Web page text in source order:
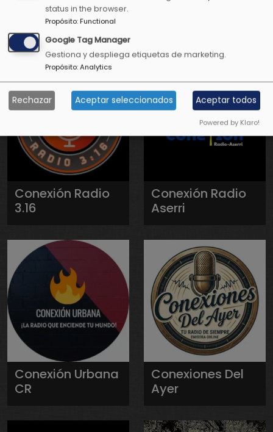
Positiva Radio
Conexión Radio
3.16
Conexión Radio
Aserri
Conexión Urbana
CR
Conexiones Del
Ayer
status in the browser.
Propósito:Functional
Google Tag Manager
Gestiona y despliega etiquetas de marketing.
Propósito:Analytics
Rechazar Aceptar seleccionados Aceptar todos
Powered by Klaro!